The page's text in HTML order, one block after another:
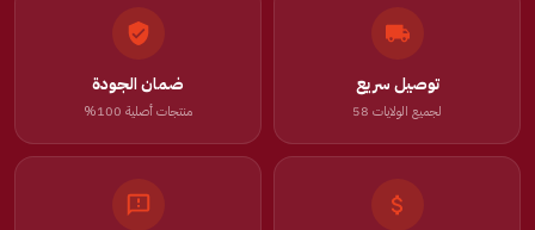
توصيل سريع
لجميع الولايات 58
ضمان الجودة
منتجات أصلية 100%